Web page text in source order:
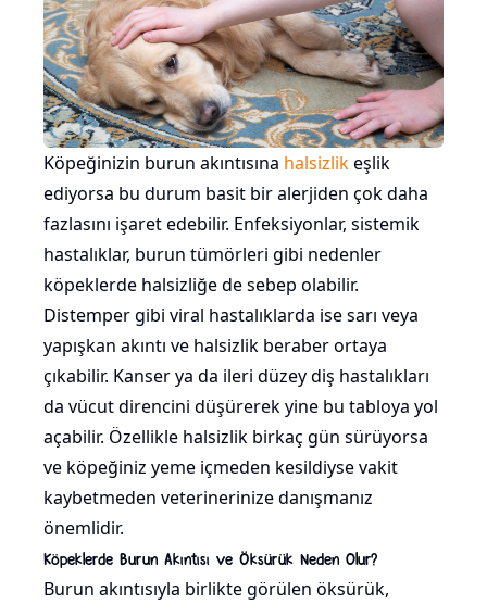
Köpeğinizin burun akıntısına halsizlikeşlik
ediyorsa bu durum basit bir alerjiden çok daha
fazlasını işaret edebilir. Enfeksiyonlar, sistemik
hastalıklar, burun tümörleri gibi nedenler
köpeklerde halsizliğe de sebep olabilir.
Distemper gibi viral hastalıklarda ise sarı veya
yapışkan akıntı ve halsizlik beraber ortaya
çıkabilir. Kanser ya da ileri düzey diş hastalıkları
da vücut direncini düşürerek yine bu tabloya yol
açabilir. Özellikle halsizlik birkaç gün sürüyorsa
ve köpeğiniz yeme içmeden kesildiyse vakit
kaybetmeden veterinerinize danışmanız
önemlidir.
Köpeklerde Burun Akıntısı ve Öksürük Neden Olur?
Burun akıntısıyla birlikte görülen öksürük,